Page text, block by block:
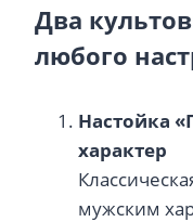
Два
любого
Настойка
характер
мужским